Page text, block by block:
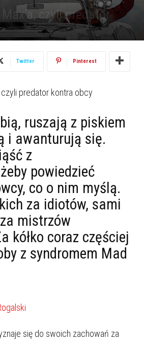
czyli predator
Twitter Pinterest
czyli predator kontra obcy
ruszają z piskiem
i awanturują się.
z
powiedzieć
co o nim myślą.
za idiotów, sami
mistrzów
kółko coraz częściej
z syndromem Mad
się do swoich zachowań za